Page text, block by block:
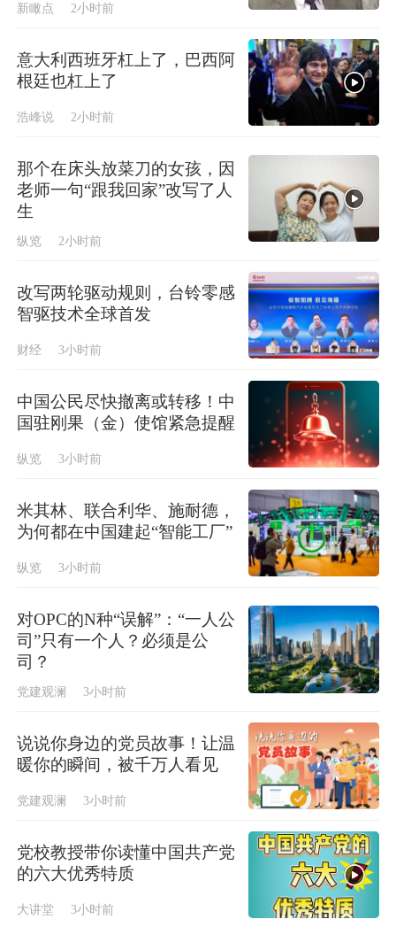
新瞰点 2小时前
意大利西班牙杠上了，巴西阿
根廷也杠上了
浩峰说 2小时前
那个在床头放菜刀的女孩，因
老师一句“跟我回家”改写了人
生
纵览 2小时前
改写两轮驱动规则，台铃零感
智驱技术全球首发
财经 3小时前
中国公民尽快撤离或转移！中
国驻刚果（金）使馆紧急提醒
纵览 3小时前
米其林、联合利华、施耐德，
为何都在中国建起“智能工厂”
纵览 3小时前
对OPC的N种“误解”：“一人公
司”只有一个人？必须是公
司？
党建观澜 3小时前
说说你身边的党员故事！让温
暖你的瞬间，被千万人看见
党建观澜 3小时前
党校教授带你读懂中国共产党
的六大优秀特质
大讲堂 3小时前